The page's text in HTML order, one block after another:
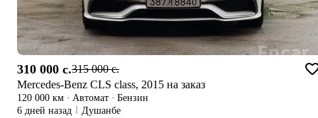
310 000 c.315 000 c.
Mercedes-Benz CLS class, 2015 на заказ
120 000 км · Автомат · Бензин
6 дней назад
Душанбе